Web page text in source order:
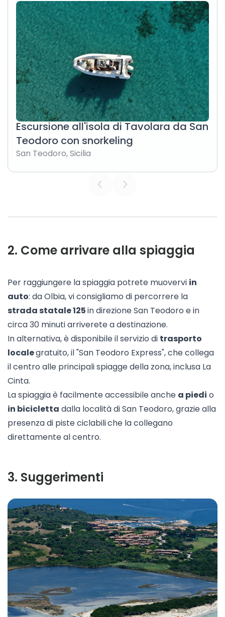
Escursione all'isola di Tavolara da San
Teodoro con snorkeling
San Teodoro,Sicilia
2. Come arrivare alla spiaggia
Per raggiungere la spiaggia potrete muovervi in
auto: da Olbia, vi consigliamo di percorrere la
strada statale 125in direzione San Teodoro e in
circa 30 minuti arriverete a destinazione.
In alternativa, è disponibile il servizio di trasporto
localegratuito, il "San Teodoro Express", che collega
il centro alle principali spiagge della zona, inclusa La
Cinta.
La spiaggia è facilmente accessibile anche a piedi o
in bicicletta dalla località di San Teodoro, grazie alla
presenza di piste ciclabiliche la collegano
direttamente al centro.
3. Suggerimenti